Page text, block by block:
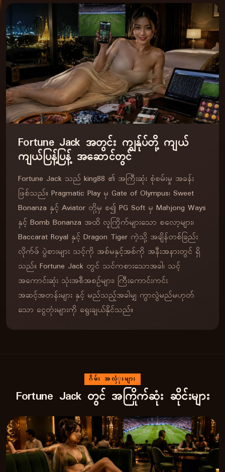
Fortune Jack အတွင်း ကျွန်ုပ်တို့ ကျယ်
ကျယ်ပြန့်ပြန့် အဆောင်တွင်
Fortune Jack သည် king88 ၏ အကြီးဆုံး စုံစမ်းမှု အခန်း
ဖြစ်သည်။ Pragmatic Play မှ Gate of Olympus၊ Sweet
Bonanza နှင့် Aviator တို့မှ စ၍ PG Soft မှ Mahjong Ways
နှင့် Bomb Bonanza အထိ လူကြိုက်များသော စလော့များ၊
Baccarat Royal နှင့် Dragon Tiger ကဲ့သို့ အချိန်တစ်ခြည်း
လိုက်ဖ် ပွဲစားများ သင့်ကို အစ်မနှင့်အစ်ကို အနီးအနားတွင် ရှိ
သည်။ Fortune Jack တွင် သင်ကစားသောအခါ၊ သင့်
အကောင်းဆုံး သုံးအစီအစဉ်များ၊ ကြီးကောင်းကင်း
အဆင့်အတန်းများ နှင့် မည်သည့်အခါမျှ ကွာလွဲမည်မဟုတ်
သော ငွေတုံးများကို ရွေးချယ်နိုင်သည်။
ဂိမ်း အလှံုးများ
Fortune Jack တွင် အကြိုက်ဆုံး ဆိုင်းများ